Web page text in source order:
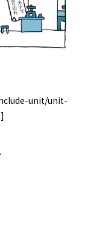
unit/unit-